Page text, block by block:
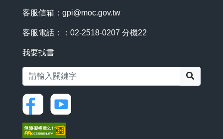
客服信箱： gpi@moc.gov.tw
客服電話：：02-2518-0207 分機22
我要找書